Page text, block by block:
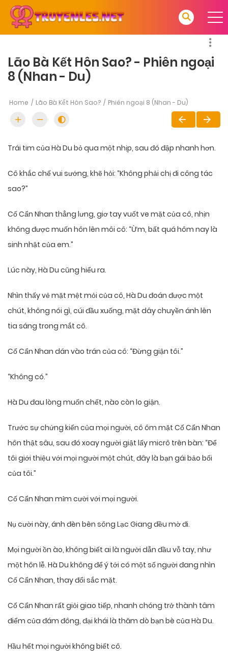
Lão Bà Kết Hôn Sao? - Phiên ngoại
8 (Nhan - Du)
Home Lão Bà Kết Hôn Sao? Phiên ngoại 8 (Nhan - Du)
Trái tim của Hà Du bỏ qua một nhịp, sau đó đập nhanh hơn.
Cô khắc chế vui sướng, khẽ hỏi: “Không phải chị đi công tác
sao?”
Cố Cẩn Nhan thẳng lưng, giơ tay vuốt ve mặt của cô, nhịn
không được muốn hôn lên môi cô: “Ừm, bất quá hôm nay là
sinh nhật của em.”
Lúc này, Hà Du cũng hiểu ra.
Nhìn thấy vẻ mặt mệt mỏi của cô, Hà Du đoán được một
chút, không nói gì, cúi đầu xuống, mặt dây chuyền ánh lên
tia sáng trong mắt cô.
Cố Cẩn Nhan dán vào trán của cô: “Đừng giận tôi.”
“Không có.”
Hà Du đau lòng muốn chết, nào còn lo giận.
Trước sự chứng kiến ​​của mọi người, cô ôm mặt Cố Cẩn Nhan
hôn thật sâu, sau đó xoay người giật lấy micrô trên bàn: “Để
tôi giới thiệu với mọi người một chút, đây là bạn gái bảo bối
của tôi.”
Cố Cẩn Nhan mỉm cười với mọi người.
Nụ cười này, ánh đèn bên sông Lạc Giang đều mờ đi.
Mọi người ồn ào, không biết ai là người dẫn đầu vỗ tay, như
một hôn lễ. Hà Du không để ý tới có một số người đang nhìn
Cố Cẩn Nhan, thay đổi sắc mặt.
Cố Cẩn Nhan rất giỏi giao tiếp, nhanh chóng trở thành tâm
điểm của đám đông, đại khái là thăm dò bạn bè của Hà Du.
Hầu hết mọi người không biết cô.